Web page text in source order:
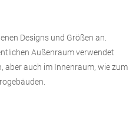
Designs und Größen an.
Außenraum verwendet
aber auch im Innenraum, wie zum